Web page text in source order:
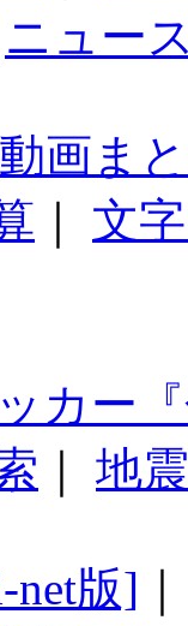
ニュー
動画ま
文
カー
地
net版]